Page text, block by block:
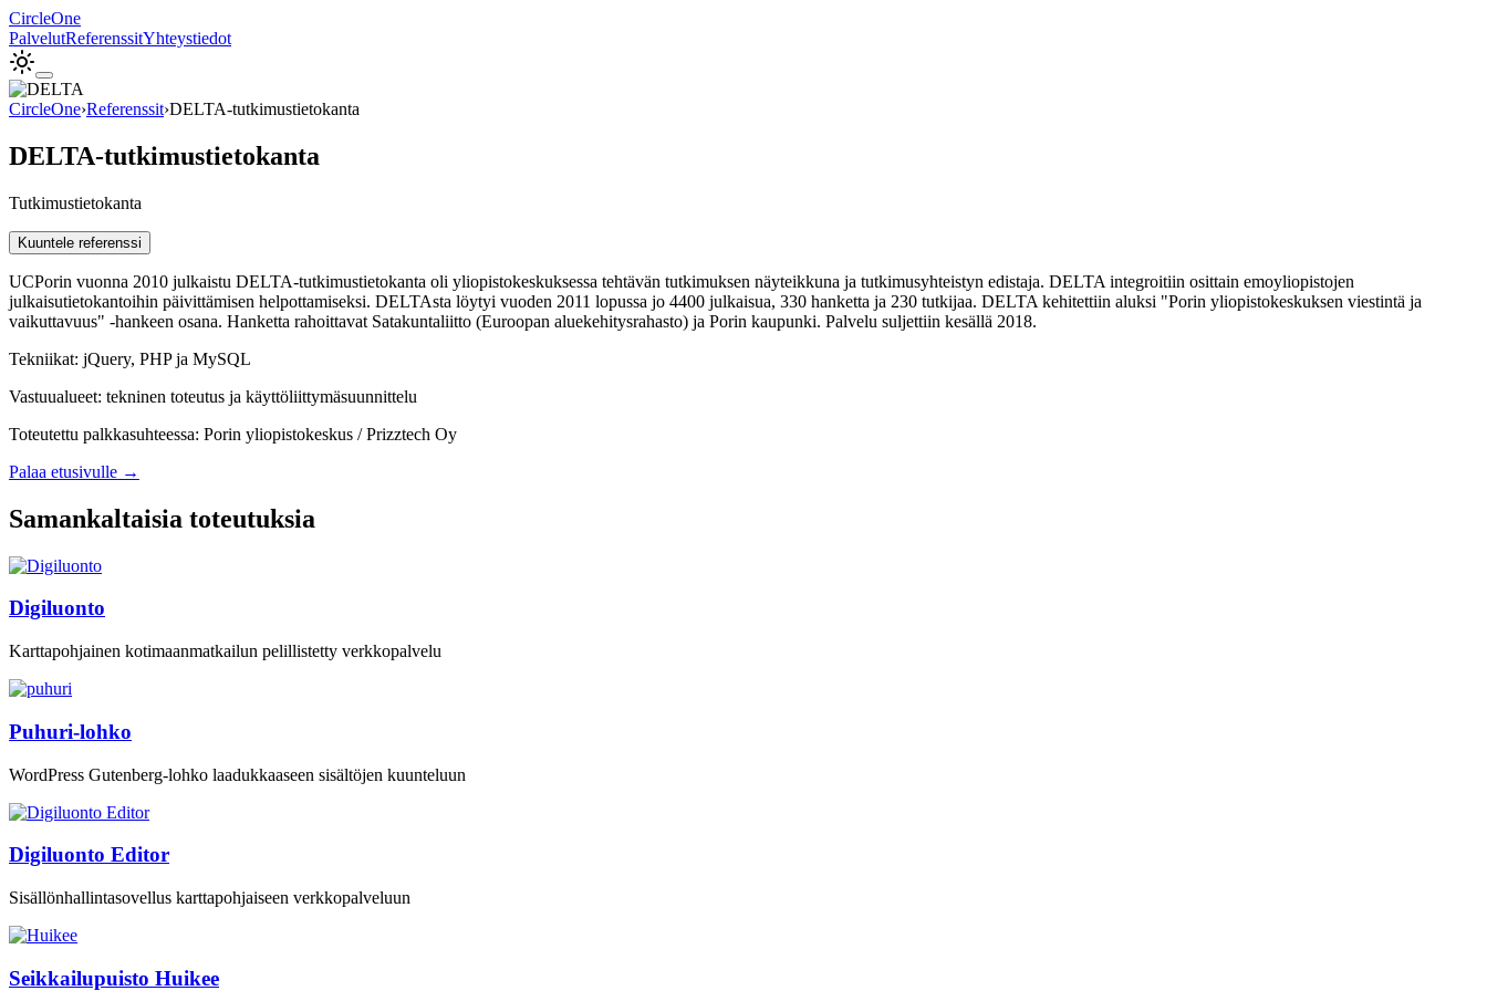
CircleOne
PalvelutReferenssitYhteystiedot
CircleOne›Referenssit›DELTA-tutkimustietokanta
DELTA-tutkimustietokanta
Tutkimustietokanta
Kuuntele referenssi
UCPorin vuonna 2010 julkaistu DELTA-tutkimustietokanta oli yliopistokeskuksessa tehtävän tutkimuksen näyteikkuna ja tutkimusyhteistyn edistaja. DELTA integroitiin osittain emoyliopistojen
julkaisutietokantoihin päivittämisen helpottamiseksi. DELTAsta löytyi vuoden 2011 lopussa jo 4400 julkaisua, 330 hanketta ja 230 tutkijaa. DELTA kehitettiin aluksi "Porin yliopistokeskuksen viestintä ja
vaikuttavuus" -hankeen osana. Hanketta rahoittavat Satakuntaliitto (Euroopan aluekehitysrahasto) ja Porin kaupunki. Palvelu suljettiin kesällä 2018.
Tekniikat: jQuery, PHP ja MySQL
Vastuualueet: tekninen toteutus ja käyttöliittymäsuunnittelu
Toteutettu palkkasuhteessa: Porin yliopistokeskus / Prizztech Oy
Palaa etusivulle →
Samankaltaisia toteutuksia
Digiluonto
Karttapohjainen kotimaanmatkailun pelillistetty verkkopalvelu
Puhuri-lohko
WordPress Gutenberg-lohko laadukkaaseen sisältöjen kuunteluun
Digiluonto Editor
Sisällönhallintasovellus karttapohjaiseen verkkopalveluun
Seikkailupuisto Huikee